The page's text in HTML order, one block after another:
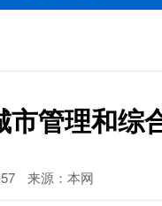
市管理和综
来源：本网